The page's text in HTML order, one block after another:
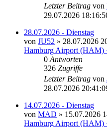
Letzter Beitrag von
29.07.2026
28.07.2026 - Dienstag
von JU52 » 28.07.2026
Hamburg Airport (HAM)
0 Antworten
326 Zugriffe
Letzter Beitrag von
28.07.2026
14.07.2026 - Dienstag
von MAD » 15.07.2026
Hamburg Airport (HAM)